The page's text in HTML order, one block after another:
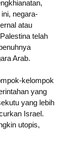
negara-
atau
telah
Arab.
kelompok
yang
yang lebih
Israel.
utopis,